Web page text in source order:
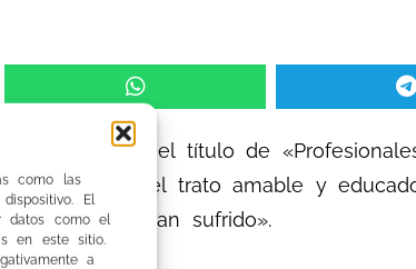
como las
El
datos como el
en este sitio.
a
de junio, con el título de
y el trato amable y
nóminas han sufrido».